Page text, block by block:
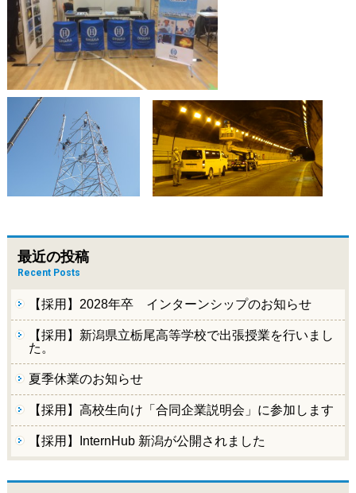
最近の投稿
Recent Posts
【採用】2028年卒 インターンシップのお知らせ
【採用】新潟県立栃尾高等学校で出張授業を行いまし
た。
夏季休業のお知らせ
【採用】高校生向け「合同企業説明会」に参加します
【採用】InternHub 新潟が公開されました